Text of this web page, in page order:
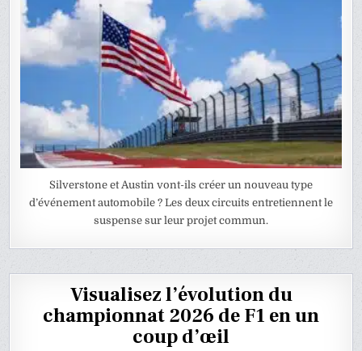
Silverstone et Austin vont-ils créer un nouveau type
d’événement automobile ? Les deux circuits entretiennent le
suspense sur leur projet commun.
Visualisez l’évolution du
championnat 2026 de F1 en un
coup d’œil